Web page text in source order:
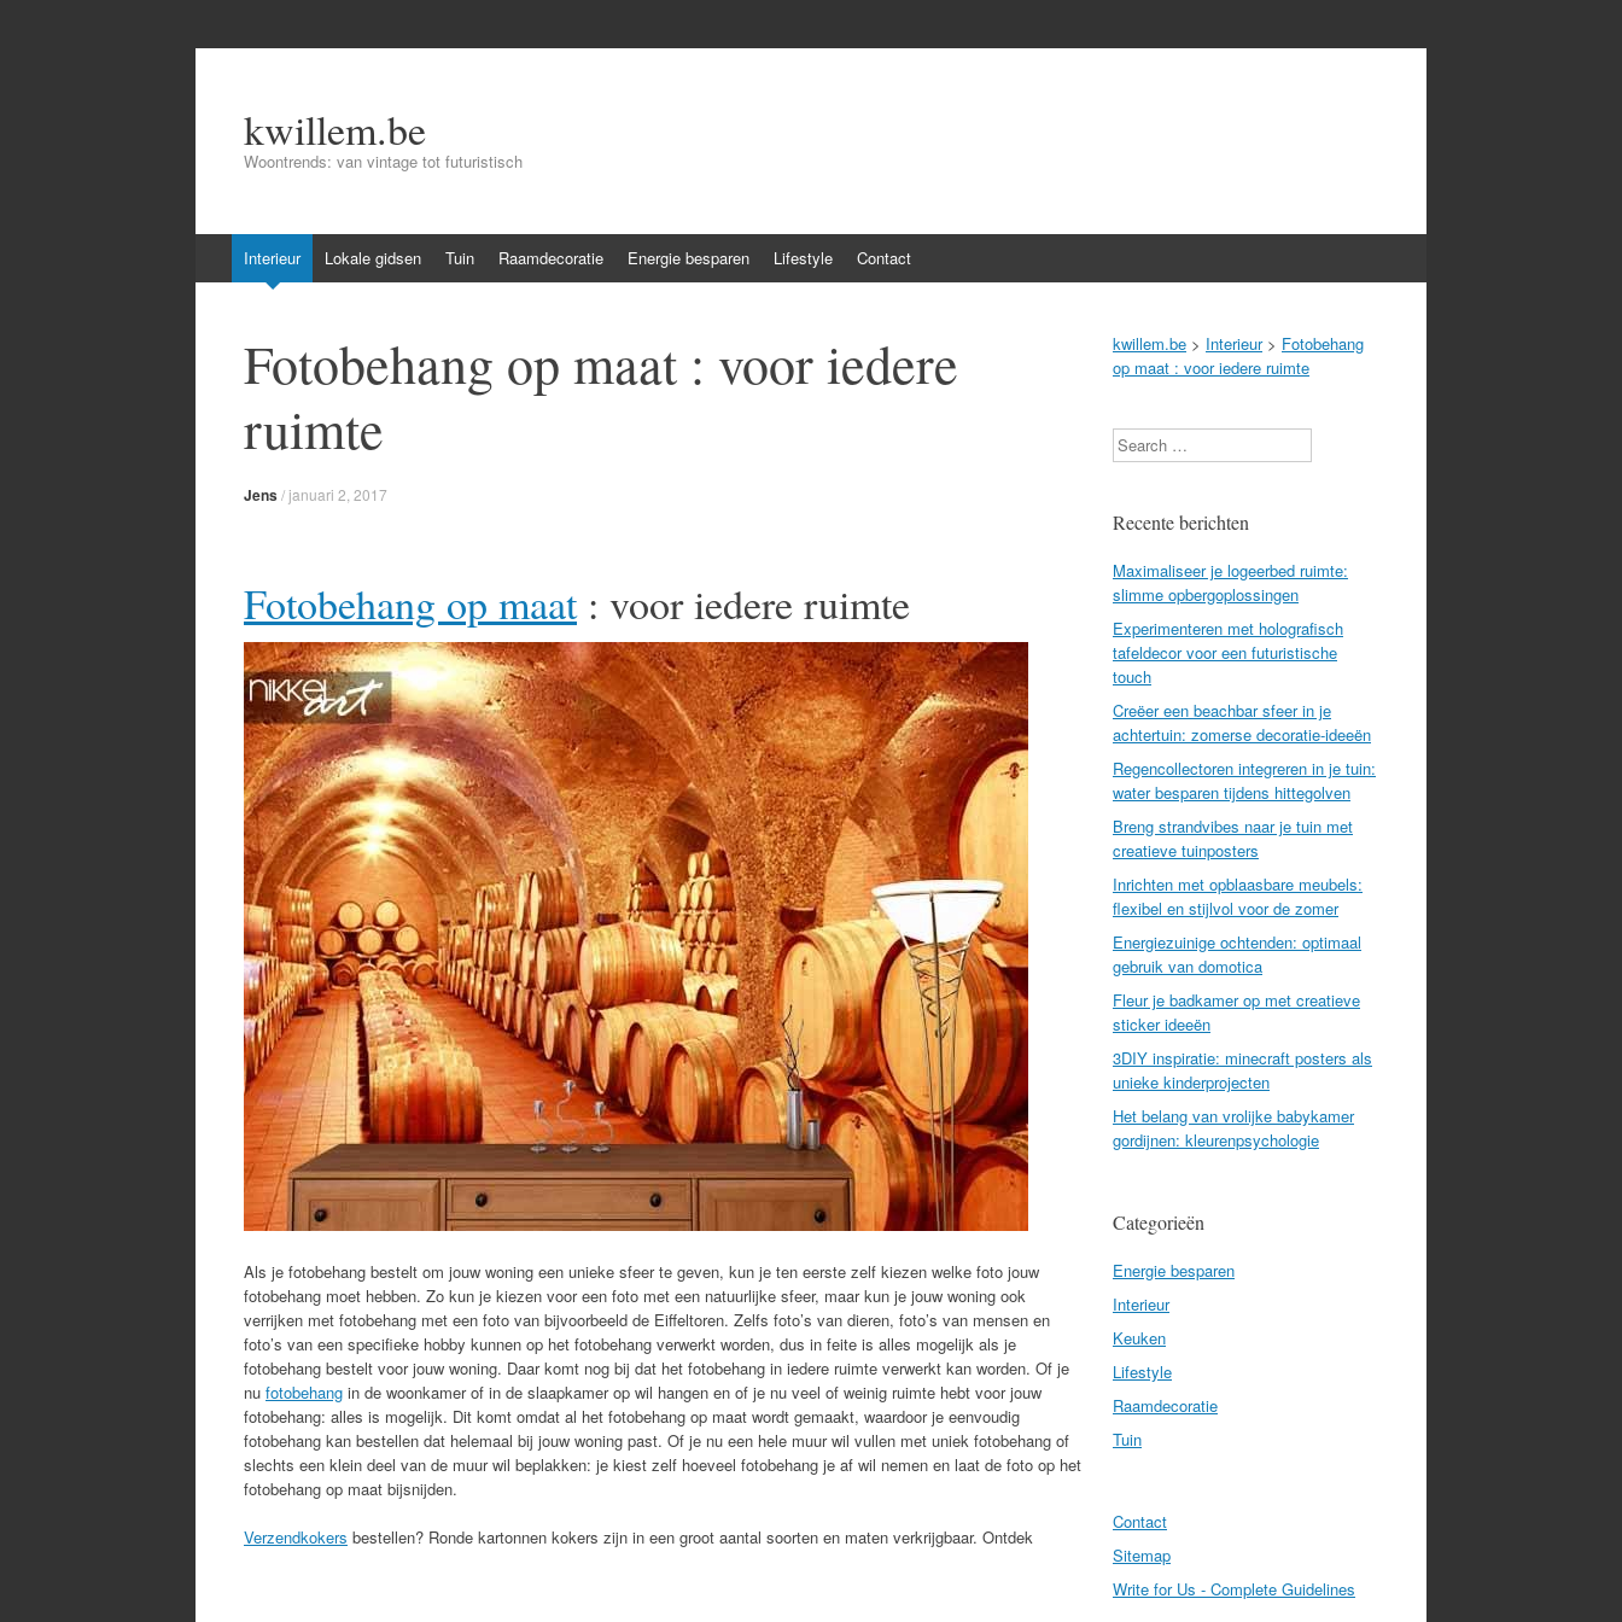
kwillem.be
Woontrends: van vintage tot futuristisch
to
Interieur Lokale gidsen Tuin Raamdecoratie Energie besparen Lifestyle Contact
Fotobehang op maat : voor iedere
ruimte
Jens/januari 2, 2017
Fotobehang op maat: voor iedere ruimte
Als je fotobehang bestelt om jouw woning een unieke sfeer te geven, kun je ten eerste zelf kiezen welke foto jouw
fotobehang moet hebben. Zo kun je kiezen voor een foto met een natuurlijke sfeer, maar kun je jouw woning ook
verrijken met fotobehang met een foto van bijvoorbeeld de Eiffeltoren. Zelfs foto’s van dieren, foto’s van mensen en
foto’s van een specifieke hobby kunnen op het fotobehang verwerkt worden, dus in feite is alles mogelijk als je
fotobehang bestelt voor jouw woning. Daar komt nog bij dat het fotobehang in iedere ruimte verwerkt kan worden. Of je
nu fotobehang in de woonkamer of in de slaapkamer op wil hangen en of je nu veel of weinig ruimte hebt voor jouw
fotobehang: alles is mogelijk. Dit komt omdat al het fotobehang op maat wordt gemaakt, waardoor je eenvoudig
fotobehang kan bestellen dat helemaal bij jouw woning past. Of je nu een hele muur wil vullen met uniek fotobehang of
slechts een klein deel van de muur wil beplakken: je kiest zelf hoeveel fotobehang je af wil nemen en laat de foto op het
fotobehang op maat bijsnijden.
Verzendkokers bestellen? Ronde kartonnen kokers zijn in een groot aantal soorten en maten verkrijgbaar. Ontdek
kwillem.be > Interieur> Fotobehang
op maat : voor iedere ruimte
Search
Recente berichten
Maximaliseer je logeerbed ruimte:
slimme opbergoplossingen
Experimenteren met holografisch
tafeldecor voor een futuristische
touch
Creëer een beachbar sfeer in je
achtertuin: zomerse decoratie-ideeën
Regencollectoren integreren in je tuin:
water besparen tijdens hittegolven
Breng strandvibes naar je tuin met
creatieve tuinposters
Inrichten met opblaasbare meubels:
flexibel en stijlvol voor de zomer
Energiezuinige ochtenden: optimaal
gebruik van domotica
Fleur je badkamer op met creatieve
sticker ideeën
3DIY inspiratie: minecraft posters als
unieke kinderprojecten
Het belang van vrolijke babykamer
gordijnen: kleurenpsychologie
Categorieën
Energie besparen
Interieur
Keuken
Lifestyle
Raamdecoratie
Tuin
Contact
Sitemap
Write for Us - Complete Guidelines